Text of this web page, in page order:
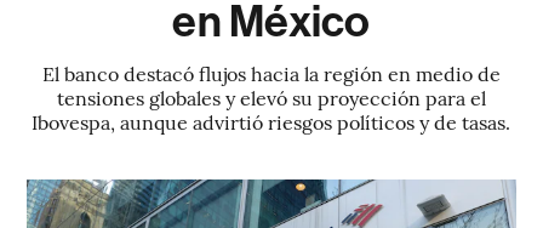
en México
El banco destacó flujos hacia la región en medio de
tensiones globales y elevó su proyección para el
Ibovespa, aunque advirtió riesgos políticos y de tasas.